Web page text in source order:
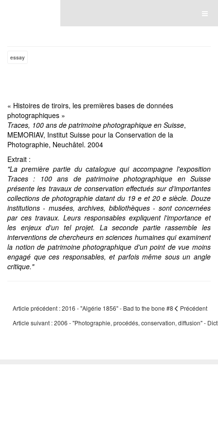
essay
« Histoires de tiroirs, les premières bases de données
photographiques »
Traces, 100 ans de patrimoine photographique en Suisse,
MEMORIAV, Institut Suisse pour la Conservation de la
Photographie, Neuchâtel. 2004
Extrait :
"La première partie du catalogue qui accompagne l'exposition
Traces : 100 ans de patrimoine photographique en Suisse
présente les travaux de conservation effectués sur d'importantes
collections de photographie datant du 19 e et 20 e siècle. Douze
institutions - musées, archives, bibliothèques - sont concernées
par ces travaux. Leurs responsables expliquent l'importance et
les enjeux d'un tel projet. La seconde partie rassemble les
interventions de chercheurs en sciences humaines qui examinent
la notion de patrimoine photographique d'un point de vue moins
engagé que ces responsables, et parfois même sous un angle
critique."
Article précédent : 2016 - "Algérie 1856" - Bad to the bone #8
Précédent
Article suivant : 2006 - "Photographie, procédés, conservation, diffusion" -